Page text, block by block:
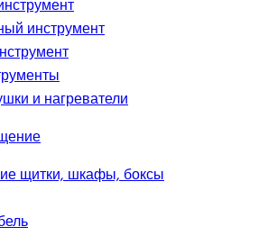
инструмент
и нагреватели
щитки, шкафы, боксы